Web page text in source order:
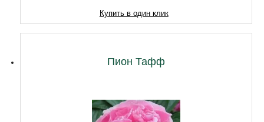
Купить в один клик
Пион Тафф